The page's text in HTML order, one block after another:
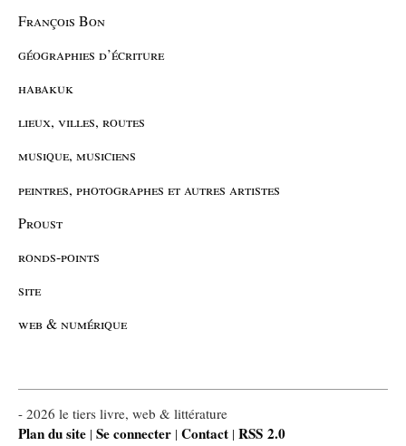
François Bon
géographies d’écriture
habakuk
lieux, villes, routes
musique, musiciens
peintres, photographes et autres artistes
Proust
ronds-points
site
web & numérique
- 2026 le tiers livre, web & littérature
Plan du site | Se connecter | Contact | RSS 2.0